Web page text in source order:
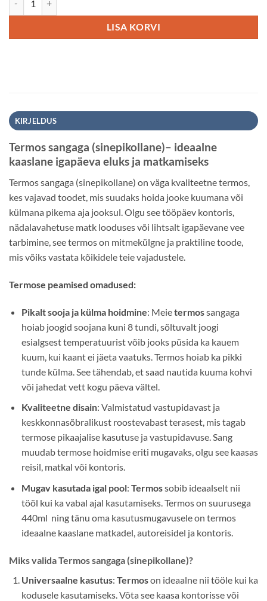
LISA KORVI
KIRJELDUS
Termos sangaga (sinepikollane)– ideaalne
kaaslane igapäeva eluks ja matkamiseks
Termos sangaga (sinepikollane) on väga kvaliteetne termos,
kes vajavad toodet, mis suudaks hoida jooke kuumana või
külmana pikema aja jooksul. Olgu see tööpäev kontoris,
nädalavahetuse matk looduses või lihtsalt igapäevane vee
tarbimine, see termos on mitmekülgne ja praktiline toode,
mis võiks vastata kõikidele teie vajadustele.
Termose peamised omadused:
Pikalt sooja ja külma hoidmine: Meietermossangaga
hoiab joogid soojana kuni 8 tundi, sõltuvalt joogi
esialgsest temperatuurist võib jooks püsida ka kauem
kuum, kui kaant ei jäeta vaatuks. Termos hoiab ka pikki
tunde külma. See tähendab, et saad nautida kuuma kohvi
või jahedat vett kogu päeva vältel.
Kvaliteetne disain: Valmistatud vastupidavast ja
keskkonnasõbralikust roostevabast terasest, mis tagab
termose pikaajalise kasutuse ja vastupidavuse. Sang
muudab termose hoidmise eriti mugavaks, olgu see kaasas
reisil, matkal või kontoris.
Mugav kasutada igal pool: Termossobib ideaalselt nii
tööl kui ka vabal ajal kasutamiseks. Termos on suurusega
440ml ning tänu oma kasutusmugavusele on termos
ideaalne kaaslane matkadel, autoreisidel ja kontoris.
Miks valida Termos sangaga (sinepikollane)?
Universaalne kasutus: Termoson ideaalne nii tööle kui ka
kodusele kasutamiseks. Võta see kaasa kontorisse või